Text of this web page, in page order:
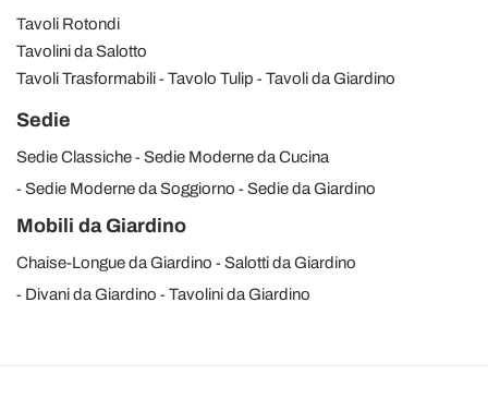
Tavoli Rotondi
Tavolini da Salotto
Tavoli Trasformabili
Tavolo Tulip Tavoli da Giardino
Sedie
Sedie Classiche
Sedie Moderne da Cucina
Sedie Moderne da Soggiorno
Sedie da Giardino
Mobili da Giardino
Chaise-Longue da Giardino
Salotti da Giardino
Divani da Giardino
Tavolini da Giardino